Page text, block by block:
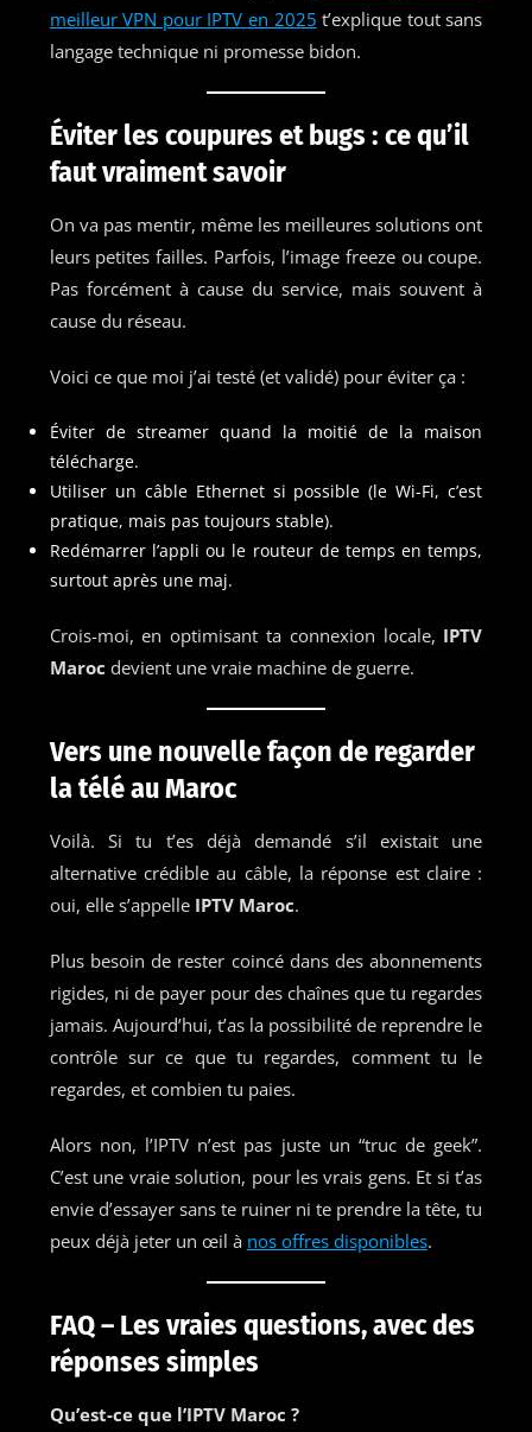
meilleur VPN pour IPTV en 2025 t’explique tout sans
langage technique ni promesse bidon.
Éviter les coupures et bugs : ce qu’il
faut vraiment savoir
On va pas mentir, même les meilleures solutions ont
leurs petites failles. Parfois, l’image freeze ou coupe.
Pas forcément à cause du service, mais souvent à
cause du réseau.
Voici ce que moi j’ai testé (et validé) pour éviter ça :
Éviter de streamer quand la moitié de la maison
télécharge.
Utiliser un câble Ethernet si possible (le Wi-Fi, c’est
pratique, mais pas toujours stable).
Redémarrer l’appli ou le routeur de temps en temps,
surtout après une maj.
Crois-moi, en optimisant ta connexion locale, IPTV
Maroc devient une vraie machine de guerre.
Vers une nouvelle façon de regarder
la télé au Maroc
Voilà. Si tu t’es déjà demandé s’il existait une
alternative crédible au câble, la réponse est claire :
oui, elle s’appelle IPTV Maroc.
Plus besoin de rester coincé dans des abonnements
rigides, ni de payer pour des chaînes que tu regardes
jamais. Aujourd’hui, t’as la possibilité de reprendre le
contrôle sur ce que tu regardes, comment tu le
regardes, et combien tu paies.
Alors non, l’IPTV n’est pas juste un “truc de geek”.
C’est une vraie solution, pour les vrais gens. Et si t’as
envie d’essayer sans te ruiner ni te prendre la tête, tu
peux déjà jeter un œil à nos offres disponibles.
FAQ – Les vraies questions, avec des
réponses simples
Qu’est-ce que l’IPTV Maroc ?